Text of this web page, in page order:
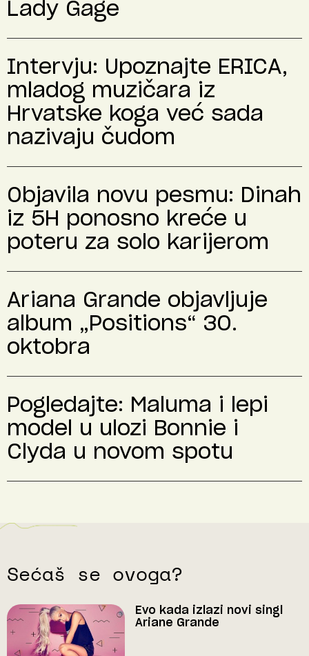
Lady Gage
Intervju: Upoznajte ERICA,
mladog muzičara iz
Hrvatske koga već sada
nazivaju čudom
Objavila novu pesmu: Dinah
iz 5H ponosno kreće u
poteru za solo karijerom
Ariana Grande objavljuje
album „Positions“ 30.
oktobra
Pogledajte: Maluma i lepi
model u ulozi Bonnie i
Clyda u novom spotu
Sećaš se ovoga?
Evo kada izlazi novi singl
Ariane Grande